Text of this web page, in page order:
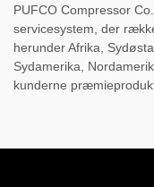
PUFCO Compressor
servicesystem, der
herunder Afrika,
Sydamerika,
kunderne